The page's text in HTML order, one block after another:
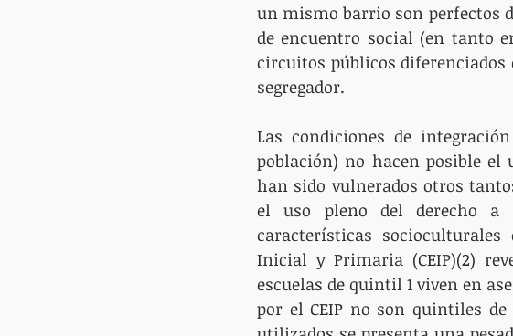
un mismo barrio son perfectos
de encuentro social (en tanto
circuitos públicos
segregador.
Las condiciones de
población) no hacen posible el
han sido vulnerados otros
el uso pleno del derecho a
características socioculturales
Inicial y Primaria (CEIP)(2)
escuelas de quintil 1 viven en
por el CEIP no son quintiles